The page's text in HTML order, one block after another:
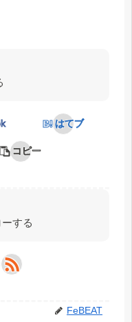
はてブ
コピー
する
FeBEAT